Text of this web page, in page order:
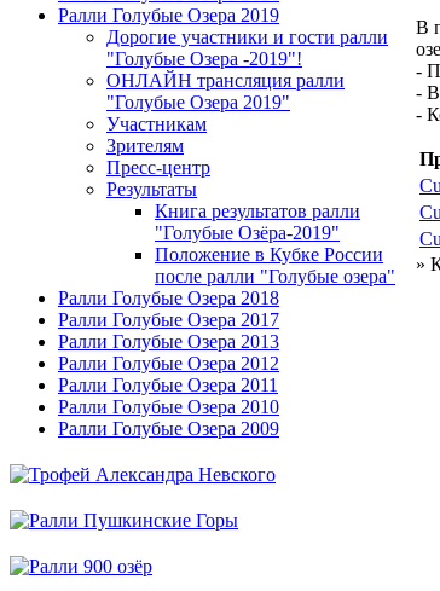
Ралли Голубые Озера 2019
Дорогие участники и гости ралли
"Голубые Озера -2019"!
ОНЛАЙН трансляция ралли
"Голубые Озера 2019"
Участникам
Зрителям
Пресс-центр
Результаты
Книга результатов ралли
"Голубые Озёра-2019"
Положение в Кубке России
после ралли "Голубые озера"
Ралли Голубые Озера 2018
Ралли Голубые Озера 2017
Ралли Голубые Озера 2013
Ралли Голубые Озера 2012
Ралли Голубые Озера 2011
Ралли Голубые Озера 2010
Ралли Голубые Озера 2009
В
-
-
-
»